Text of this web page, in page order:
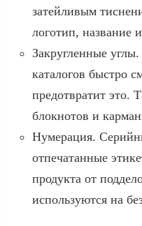
затейливым
логотип, название
Закругленные
каталогов быстро
предотвратит это.
блокнотов и
Нумерация.
отпечатанные
продукта от
используются на